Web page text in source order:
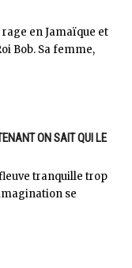
en Jamaïque et
Bob. Sa femme,
ON SAIT QUI LE
tranquille trop
se